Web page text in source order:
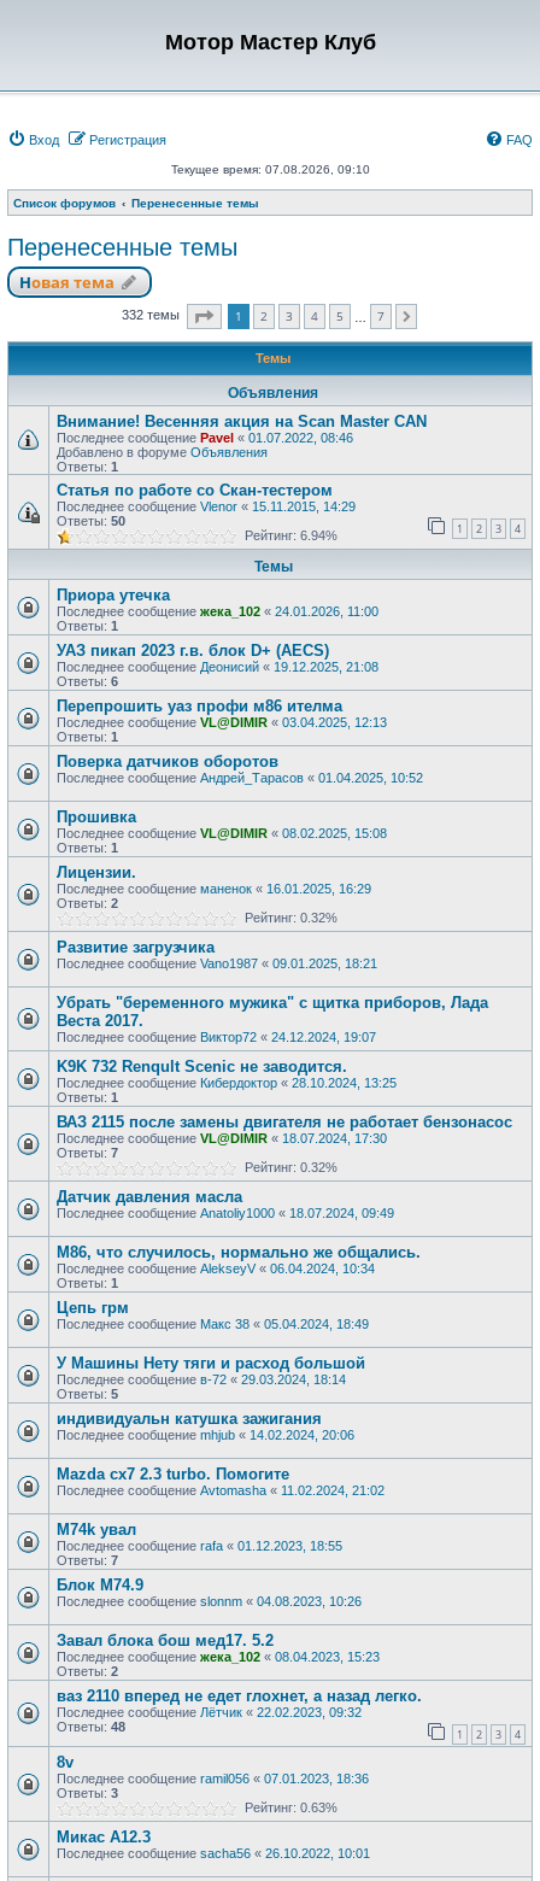
Мотор Мастер Клуб
Вход Регистрация FAQ
Текущее время: 07.08.2026, 09:10
Список форумов Перенесенные темы
Перенесенные темы
Новая тема
332 темы Страница из
1 2 3 4 5 7
Темы
Объявления
Внимание! Весенняя акция на Scan Master CAN
Последнее сообщение Pavel « 01.07.2022, 08:46
Добавлено в форуме Объявления
Ответы: 1
Статья по работе со Скан-тестером
Последнее сообщение Vlenor « 15.11.2015, 14:29
Ответы: 50 1 2 3 4
Рейтинг: 6.94%
Темы
Приора утечка
Последнее сообщение жека_102 « 24.01.2026, 11:00
Ответы: 1
УАЗ пикап 2023 г.в. блок D+ (AECS)
Последнее сообщение Деонисий « 19.12.2025, 21:08
Ответы: 6
Перепрошить уаз профи м86 ителма
Последнее сообщение VL@DIMIR « 03.04.2025, 12:13
Ответы: 1
Поверка датчиков оборотов
Последнее сообщение Андрей_Тарасов « 01.04.2025, 10:52
Прошивка
Последнее сообщение VL@DIMIR « 08.02.2025, 15:08
Ответы: 1
Лицензии.
Последнее сообщение маненок « 16.01.2025, 16:29
Ответы: 2
Рейтинг: 0.32%
Развитие загрузчика
Последнее сообщение Vano1987 « 09.01.2025, 18:21
Убрать "беременного мужика" с щитка приборов, Лада
Веста 2017.
Последнее сообщение Виктор72 « 24.12.2024, 19:07
K9K 732 Renqult Scenic не заводится.
Последнее сообщение Кибердоктор « 28.10.2024, 13:25
Ответы: 1
ВАЗ 2115 после замены двигателя не работает бензонасос
Последнее сообщение VL@DIMIR « 18.07.2024, 17:30
Ответы: 7
Рейтинг: 0.32%
Датчик давления масла
Последнее сообщение Anatoliy1000 « 18.07.2024, 09:49
M86, что случилось, нормально же общались.
Последнее сообщение AlekseyV« 06.04.2024, 10:34
Ответы: 1
Цепь грм
Последнее сообщение Макс 38 « 05.04.2024, 18:49
У Машины Нету тяги и расход большой
Последнее сообщение в-72 « 29.03.2024, 18:14
Ответы: 5
индивидуальн катушка зажигания
Последнее сообщение mhjub « 14.02.2024, 20:06
Mazda cx7 2.3 turbo. Помогите
Последнее сообщение Avtomasha « 11.02.2024, 21:02
M74k увал
Последнее сообщение rafa « 01.12.2023, 18:55
Ответы: 7
Блок М74.9
Последнее сообщение slonnm « 04.08.2023, 10:26
Завал блока бош мед17. 5.2
Последнее сообщение жека_102 « 08.04.2023, 15:23
Ответы: 2
ваз 2110 вперед не едет глохнет, а назад легко.
Последнее сообщение Лётчик « 22.02.2023, 09:32
Ответы: 48 1 2 3 4
8v
Последнее сообщение ramil056 « 07.01.2023, 18:36
Ответы: 3
Рейтинг: 0.63%
Микас А12.3
Последнее сообщение sacha56 « 26.10.2022, 10:01